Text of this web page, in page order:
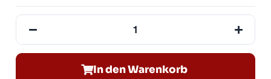
In den Warenkorb